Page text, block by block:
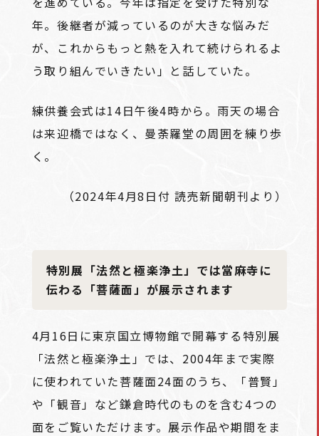
年。後継者が減っているのが大きな悩みだ
が、これからもっと熱を入れて続けられるよ
う取り組んでいきたい」と話していた。
練供養会式は14日午後4時から。雨天の場合
は来迎橋ではなく、曼荼羅堂の周囲を練り歩
く。
（2024年4月8日付 読売新聞朝刊より）
特別展「法然と極楽浄土」では當麻寺に
伝わる「菩薩面」が展示されます
4月16日に東京国立博物館で開幕する特別展
「法然と極楽浄土」では、2004年まで実際
に使われていた菩薩面24面のうち、「普賢」
や「観音」など鎌倉時代のものを含む4つの
面をご覧いただけます。展示作品や期間をま